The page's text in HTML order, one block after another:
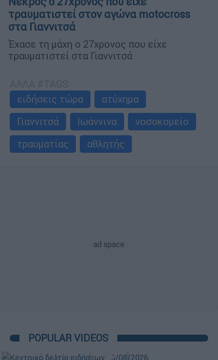
τραυματιστεί στον αγώνα motocross
στα Γιαννιτσά
Έχασε τη μάχη ο 27χρονος που είχε
τραυματιστεί στα Γιαννιτσά
ειδήσεις τώρα
ατύχημα
Γιαννιτσά
Ιωάννινα
νοσοκομείο
τραυματίας
αθλητής
POPULAR VIDEOS